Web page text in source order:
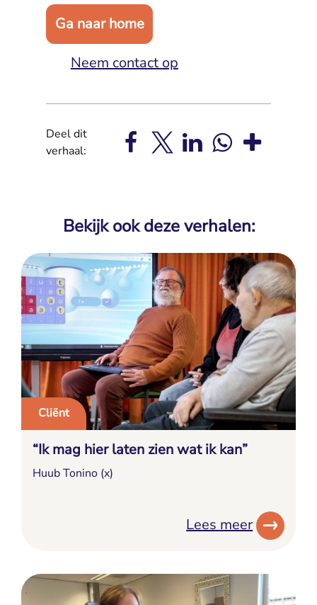
Ga naar home
Neem contact op
Deel dit
verhaal:
Bekijk ook deze verhalen:
Cliënt
“Ik mag hier laten zien wat ik kan”
Huub Tonino (x)
Lees meer